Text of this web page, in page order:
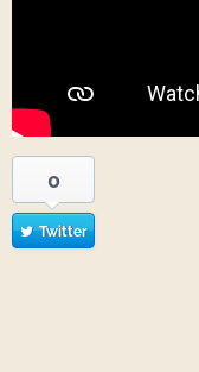
0
Twitter